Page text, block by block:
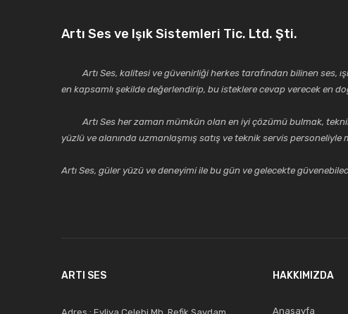
Artı Ses ve Işık Sistemleri Tic. Ltd. Şti.
Artı Ses, kalitesi ve güvenirliği herkes tarafından bilinen ses,
en kapsamlı şekilde değerlendirip, bu isteklere cevap verecek en
Artı Ses her zaman mümkün olan en iyi çözümü bulmak, teknik
yüzlü ve alanında uzmanlaşmış satış ve teknik servis
Artı Ses, güler yüzü ve deneyimi ile bu gün ve gelecekte
ARTI SES HAKKIMIZDA
Anasayfa